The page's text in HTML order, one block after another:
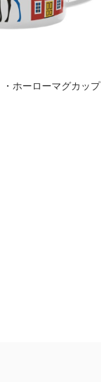
・ホーローマグカップ